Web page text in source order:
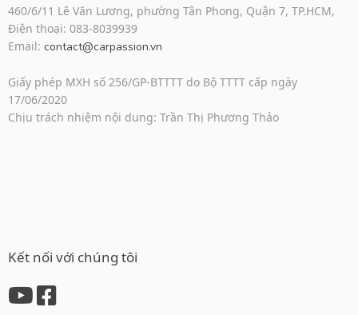
460/6/11 Lê Văn Lương, phường Tân Phong, Quận 7, TP.HCM,
Điện thoại: 083-8039939
Email: contact@carpassion.vn
Giấy phép MXH số 256/GP-BTTTT do Bộ TTTT cấp ngày
17/06/2020
Chịu trách nhiệm nội dung: Trần Thị Phương Thảo
Kết nối với chúng tôi